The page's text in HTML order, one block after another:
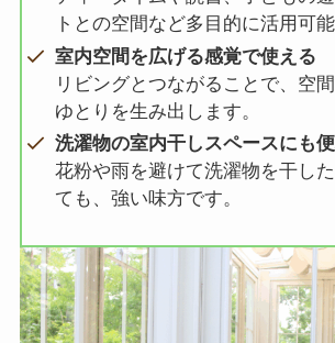
トとの空間など多目的に活用可能
室内空間を広げる感覚で使える
リビングとつながることで、空
ゆとりを生み出します。
洗濯物の室内干しスペースにも便
花粉や雨を避けて洗濯物を干し
ても、強い味方です。